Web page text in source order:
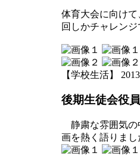
体育大会に向け
回しかチャレン
【学校生活】
後期生徒会役
静粛な雰囲気の
画を熱く語りま